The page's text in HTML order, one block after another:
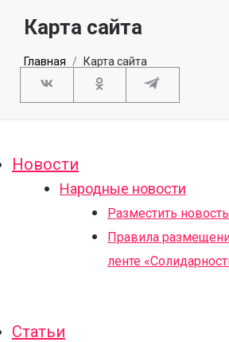
Карта сайта
Главная Карта сайта
Новости
Народные новости
Разместить новость
Правила
ленте
Статьи